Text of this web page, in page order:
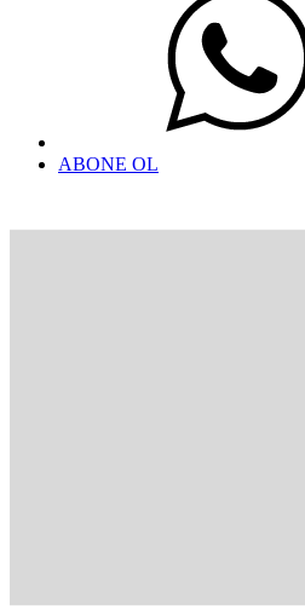
ABONE OL